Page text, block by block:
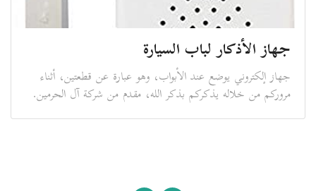
جهاز الأذكار لباب السيارة
جهاز إلكتروني يوضع عند الأبواب، وهو عبارة عن قطعتين، أثناء
مروركم من خلاله يذكركم بذكر الله، مقدم من شركة آل الحرمين.